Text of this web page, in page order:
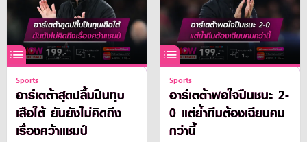
Sports
อาร์เตต้าสุดปลื้มปืนทุบ
เสือใต้ ยันยังไม่คิดถึง
เรื่องคว้าแชมป์
Sports
อาร์เตต้าพอใจปืนชนะ 2-
0 แต่ย้ำทีมต้องเฉียบคม
กว่านี้